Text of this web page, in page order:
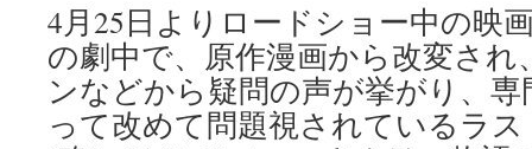
広
島
via
毎
日
新
4月25日よりロードショー中の映
の劇中で、原作漫画から改変さ
ンなどから疑問の声が挙がり、
って改めて問題視されているラ